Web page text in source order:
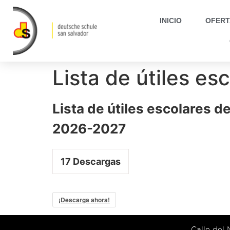
INICIO
Lista de útiles
Lista de útiles escolares
2026-2027
17 Descargas
¡Descarga ahora!